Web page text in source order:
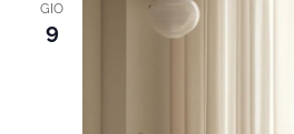
GIO
9